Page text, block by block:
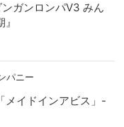
ガンロンパV3 みん
パニー
メイドインアビス」-